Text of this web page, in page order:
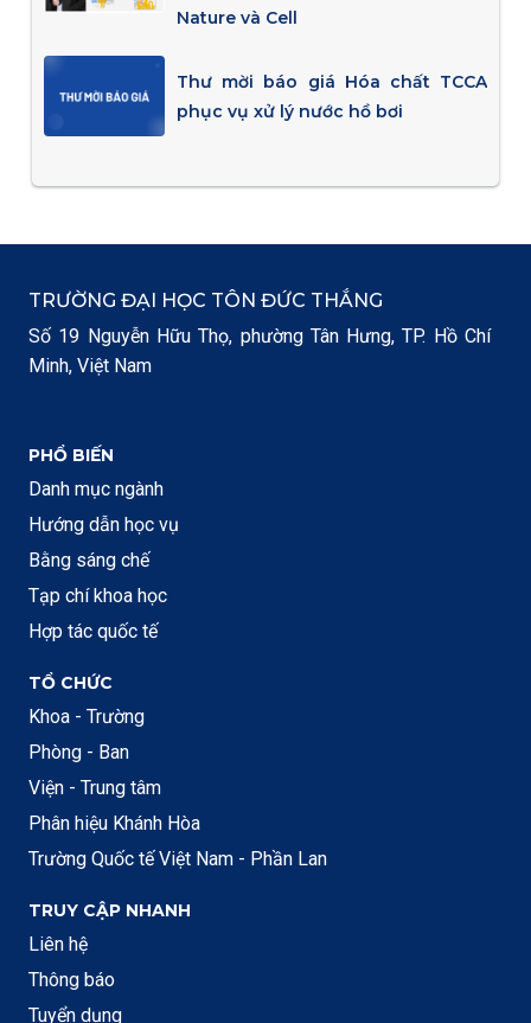
Nature và Cell
Thư mời báo giá Hóa chất TCCA
phục vụ xử lý nước hồ bơi
TRƯỜNG ĐẠI HỌC TÔN ĐỨC THẮNG
Số 19 Nguyễn Hữu Thọ, phường Tân Hưng, TP. Hồ Chí
Minh, Việt Nam
PHỔ BIẾN
Danh mục ngành
Hướng dẫn học vụ
Bằng sáng chế
Tạp chí khoa học
Hợp tác quốc tế
TỔ CHỨC
Khoa - Trường
Phòng - Ban
Viện - Trung tâm
Phân hiệu Khánh Hòa
Trường Quốc tế Việt Nam - Phần Lan
TRUY CẬP NHANH
Liên hệ
Thông báo
Tuyển dụng